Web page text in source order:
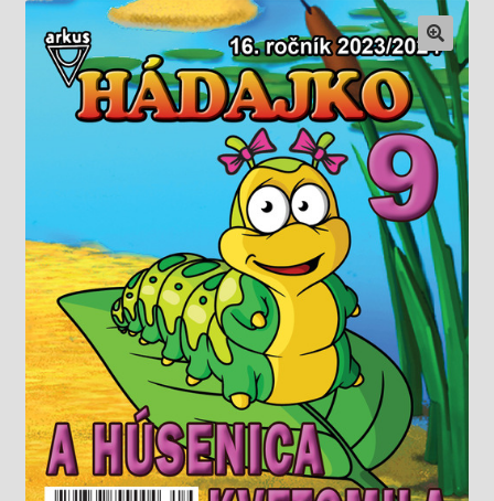
Predplatné
Pripravujeme
Kontakt